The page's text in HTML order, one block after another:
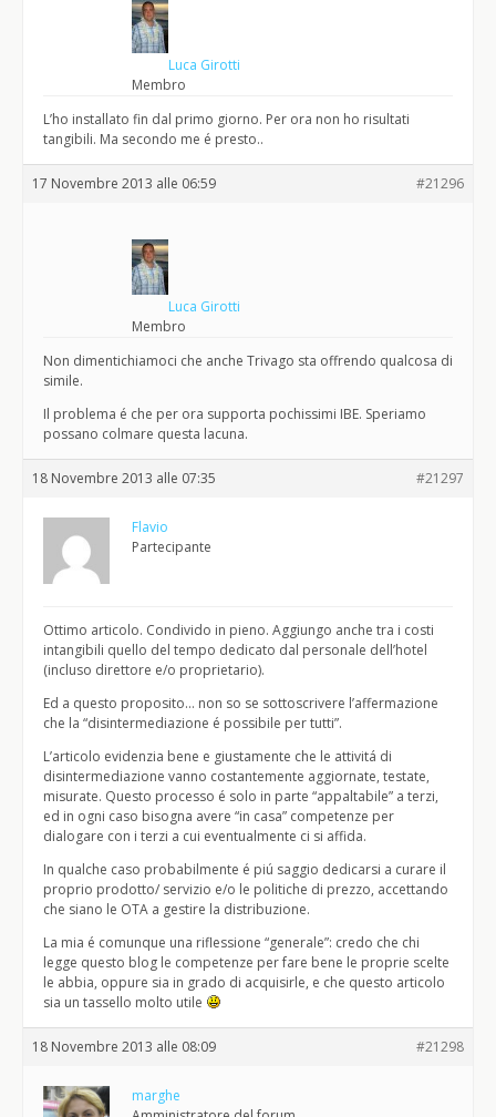
Luca Girotti
Membro
L’ho installato fin dal primo giorno. Per ora non ho risultati
tangibili. Ma secondo me é presto..
17 Novembre 2013 alle 06:59 #21296
Luca Girotti
Membro
Non dimentichiamoci che anche Trivago sta offrendo qualcosa di
simile.
Il problema é che per ora supporta pochissimi IBE. Speriamo
possano colmare questa lacuna.
18 Novembre 2013 alle 07:35 #21297
Flavio
Partecipante
Ottimo articolo. Condivido in pieno. Aggiungo anche tra i costi
intangibili quello del tempo dedicato dal personale dell’hotel
(incluso direttore e/o proprietario).
Ed a questo proposito… non so se sottoscrivere l’affermazione
che la “disintermediazione é possibile per tutti”.
L’articolo evidenzia bene e giustamente che le attivitá di
disintermediazione vanno costantemente aggiornate, testate,
misurate. Questo processo é solo in parte “appaltabile” a terzi,
ed in ogni caso bisogna avere “in casa” competenze per
dialogare con i terzi a cui eventualmente ci si affida.
In qualche caso probabilmente é piú saggio dedicarsi a curare il
proprio prodotto/ servizio e/o le politiche di prezzo, accettando
che siano le OTA a gestire la distribuzione.
La mia é comunque una riflessione “generale”: credo che chi
legge questo blog le competenze per fare bene le proprie scelte
le abbia, oppure sia in grado di acquisirle, e che questo articolo
sia un tassello molto utile
18 Novembre 2013 alle 08:09 #21298
marghe